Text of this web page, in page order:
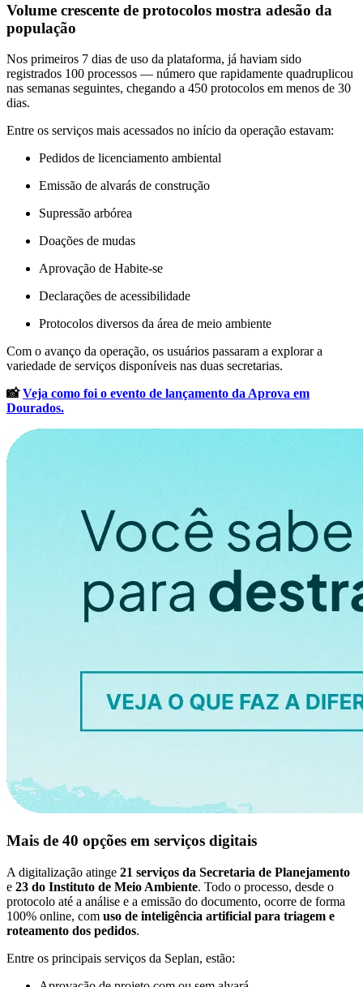
Volume crescente de protocolos mostra adesão da
população
Nos primeiros 7 dias de uso da plataforma, já haviam sido
registrados 100 processos — número que rapidamente quadruplicou
nas semanas seguintes, chegando a 450 protocolos em menos de 30
dias.
Entre os serviços mais acessados no início da operação estavam:
Pedidos de licenciamento ambiental
Emissão de alvarás de construção
Supressão arbórea
Doações de mudas
Aprovação de Habite-se
Declarações de acessibilidade
Protocolos diversos da área de meio ambiente
Com o avanço da operação, os usuários passaram a explorar a
variedade de serviços disponíveis nas duas secretarias.
📸 Veja como foi o evento de lançamento da Aprova em
Dourados.
Mais de 40 opções em serviços digitais
A digitalização atinge 21 serviços da Secretaria de Planejamento
e 23 do Instituto de Meio Ambiente. Todo o processo, desde o
protocolo até a análise e a emissão do documento, ocorre de forma
100% online, com uso de inteligência artificial para triagem e
roteamento dos pedidos.
Entre os principais serviços da Seplan, estão: